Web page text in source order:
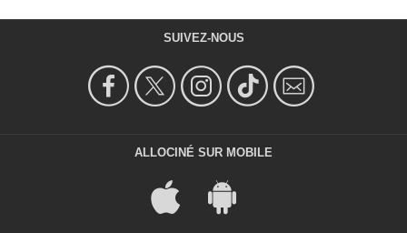
SUIVEZ-NOUS
ALLOCINÉ SUR MOBILE